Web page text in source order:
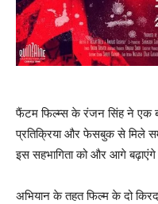
फैंटम फिल्म्स के रंजन सिंह ने एक
प्रतिक्रिया और फेसबुक से मिले
इस सहभागिता को और आगे
अभियान के तहत फिल्म के दो